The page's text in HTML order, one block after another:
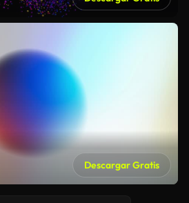
Descargar Gratis